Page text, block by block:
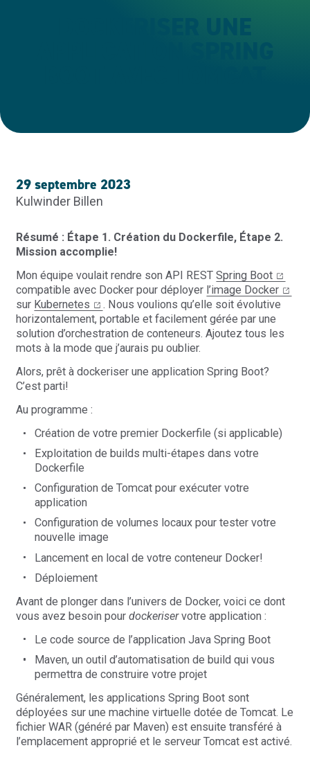
29 septembre 2023
Kulwinder Billen
Résumé : Étape 1. Création du Dockerfile, Étape 2.
Mission accomplie!
Mon équipe voulait rendre son API REST Spring Boot
compatible avec Docker pour déployer l’image Docker
sur Kubernetes
. Nous voulions qu’elle soit évolutive
horizontalement, portable et facilement gérée par une
solution d’orchestration de conteneurs. Ajoutez tous les
mots à la mode que j’aurais pu oublier.
Alors, prêt à dockeriser une application Spring Boot?
C’est parti!
Au programme :
Création de votre premier Dockerfile (si applicable)
Exploitation de builds multi-étapes dans votre
Dockerfile
Configuration de Tomcat pour exécuter votre
application
Configuration de volumes locaux pour tester votre
nouvelle image
Lancement en local de votre conteneur Docker!
Déploiement
Avant de plonger dans l’univers de Docker, voici ce dont
vous avez besoin pour dockeriservotre application :
Le code source de l’application Java Spring Boot
Maven, un outil d’automatisation de build qui vous
permettra de construire votre projet
Généralement, les applications Spring Boot sont
déployées sur une machine virtuelle dotée de Tomcat. Le
fichier WAR (généré par Maven) est ensuite transféré à
l’emplacement approprié et le serveur Tomcat est activé.